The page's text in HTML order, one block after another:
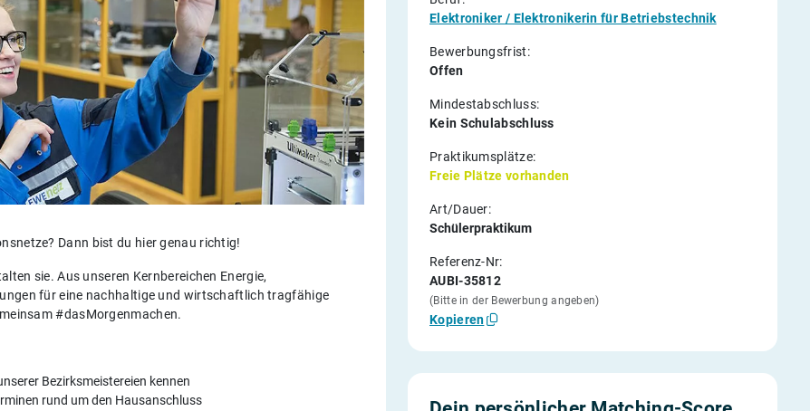
Dann bist du hier genau richtig!
sie. Aus unseren Kernbereichen Energie,
für eine nachhaltige und wirtschaftlich tragfähige
#dasMorgenmachen.
Bezirksmeistereien kennen
rund um den Hausanschluss
Elektroniker / Elektronikerin für Betriebstechnik
Bewerbungsfrist:
Offen
Mindestabschluss:
Kein Schulabschluss
Praktikumsplätze:
Freie Plätze vorhanden
Art/Dauer:
Schülerpraktikum
Referenz-Nr:
AUBI-35812
(Bitte in der Bewerbung angeben)
Kopieren